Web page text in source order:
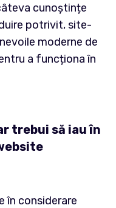
cunoștințe
potrivit, site-
moderne de
a funcționa în
trebui să iau în
în considerare